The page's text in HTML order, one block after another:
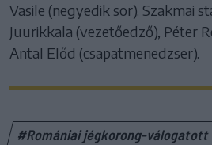
Vasile (negyedik sor). Szakmai
Juurikkala (vezetőedző), Péter
Antal Előd (csapatmenedzser).
#Romániai jégkorong-válogatott